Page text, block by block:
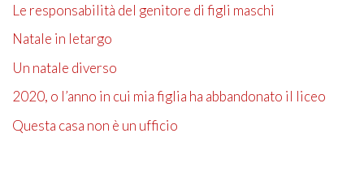
Le responsabilità del genitore di figli maschi
Natale in letargo
Un natale diverso
2020, o l’anno in cui mia figlia ha abbandonato il liceo
Questa casa non è un ufficio